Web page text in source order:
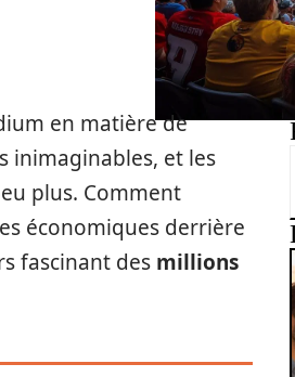
en matière de
inimaginables, et les
plus. Comment
économiques derrière
fascinant des millions